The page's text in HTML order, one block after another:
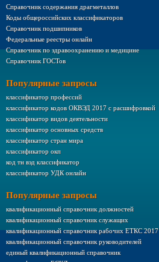
Справочник содержания драгметаллов
Коды общероссийских классификаторов
Справочник подшипников
Федеральные реестры онлайн
Справочник по здравоохранению и медицине
Справочник ГОСТов
Популярные запросы
классификатор профессий
классификатор кодов ОКВЭД 2017 с расшифровкой
классификатор видов деятельности
классификатор основных средств
классификатор стран мира
классификатор окп
код тн вэд классификатор
классификатор УДК онлайн
Популярные запросы
квалификационный справочник должностей
квалификационный справочник служащих
квалификационный справочник рабочих ЕТКС 2017
квалификационный справочник руководителей
единый квалификационный справочник